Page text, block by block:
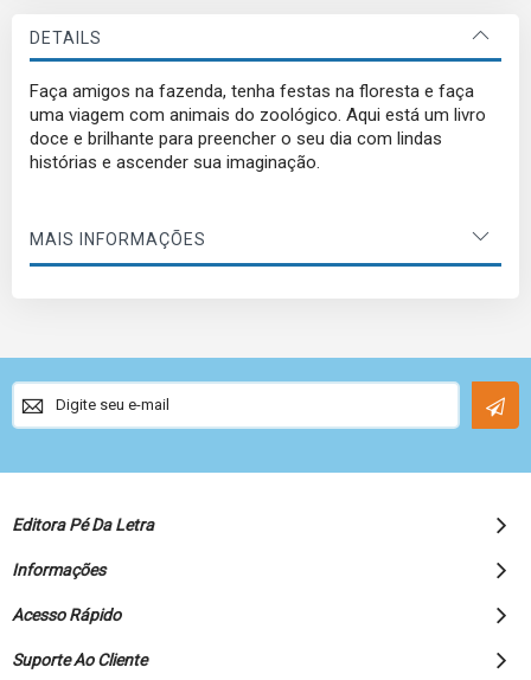
DETAILS
Faça amigos na fazenda, tenha festas na floresta e faça
uma viagem com animais do zoológico. Aqui está um livro
doce e brilhante para preencher o seu dia com lindas
histórias e ascender sua imaginação.
MAIS INFORMAÇÕES
Sign
Up
for
Newsletter:
Editora Pé Da Letra
Informações
Acesso Rápido
Suporte Ao Cliente